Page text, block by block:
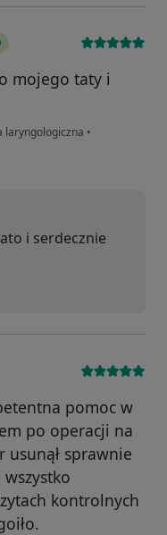
mojego taty i
laryngologiczna •
i serdecznie
pomoc w
po operacji na
usunął sprawnie
wszystko
kontrolnych